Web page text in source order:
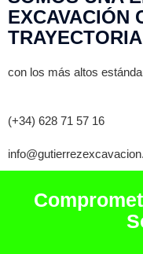
EXCAVACIÓN
TRAYECTORIA
con los más altos
(+34) 628 71 57 16